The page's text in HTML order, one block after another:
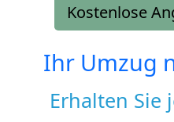
Kostenlose
Ihr Umzug
Erhalten Sie